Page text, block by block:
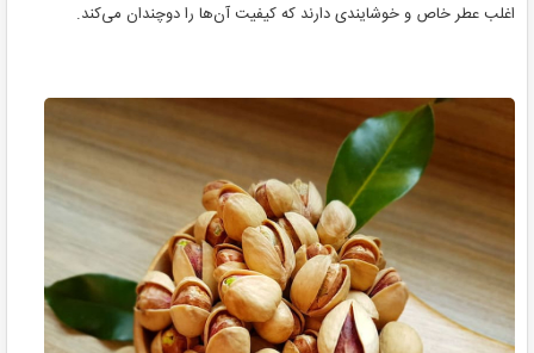
اغلب عطر خاص و خوشایندی دارند که کیفیت آن‌ها را دوچندان می‌کند.